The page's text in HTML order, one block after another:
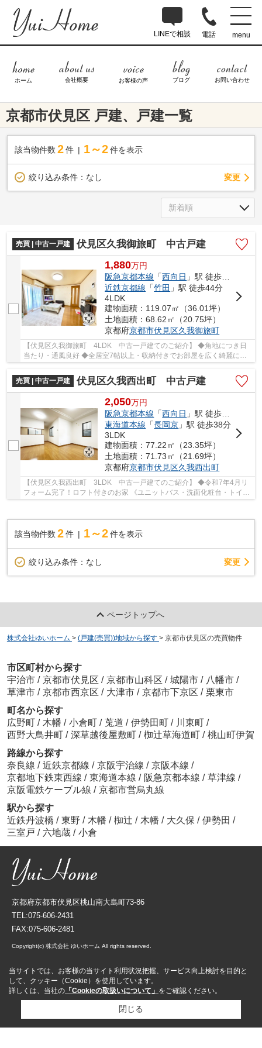
LINEで相談 電話 menu
ホーム 会社概要 お客様の声 ブログ お問い合わせ
京都市伏見区 戸建、戸建一覧
該当物件数 2件 1～2 件を表示
絞り込み条件： なし 変更
売買 | 中古一戸建 伏見区久我御旅町 中古戸建
1,880万円
阪急京都本線 「西向日 」駅 徒歩35分
近鉄京都線 「竹田 」駅 徒歩44分
4LDK
建物面積：119.07㎡（36.01坪）
土地面積：68.62㎡（20.75坪）
京都府京都市伏見区久我御旅町
【伏見区久我御旅町 4LDK 中古一戸建てのご紹介】 ◆角地につき日
当たり・通風良好 ◆全居室7帖以上・収納付きでお部屋を広く綺麗にお
使い頂けます(^^♪ ◆2箇所の掃き出し窓で明るく風...
売買 | 中古一戸建
伏見区久我西出町 中古戸建
2,050万円
阪急京都本線 「西向日 」駅 徒歩27分
東海道本線 「長岡京 」駅 徒歩38分
3LDK
建物面積：77.22㎡（23.35坪）
土地面積：71.73㎡（21.69坪）
京都府京都市伏見区久我西出町
【伏見区久我西出町 3LDK 中古一戸建てのご紹介】 ◆令和7年4月リ
フォーム完了！ロフト付きのお家 《ユニットバス・洗面化粧台・トイ
レ》新調 ◆オール電化住宅で光熱費を節約 ◆全居...
該当物件数 2件 1～2 件を表示
絞り込み条件： なし 変更
ページトップへ
株式会社ゆいホーム > (戸建(売買))地域から探す > 京都市伏見区の売買物件
市区町村から探す
宇治市 / 京都市伏見区 / 京都市山科区 / 城陽市 / 八幡市 /
草津市 / 京都市西京区 / 大津市 / 京都市下京区 / 栗東市
町名から探す
広野町 / 木幡 / 小倉町 / 莵道 / 伊勢田町 / 川東町 /
西野大鳥井町 / 深草越後屋敷町 / 椥辻草海道町 / 桃山町伊賀
路線から探す
奈良線 / 近鉄京都線 / 京阪宇治線 / 京阪本線 /
京都地下鉄東西線 / 東海道本線 / 阪急京都本線 / 草津線 /
京阪電鉄ケーブル線 / 京都市営烏丸線
駅から探す
近鉄丹波橋 / 東野 / 木幡 / 椥辻 / 木幡 / 大久保 / 伊勢田 /
三室戸 / 六地蔵 / 小倉
京都府京都市伏見区桃山南大島町73-86
TEL:075-606-2431
FAX:075-606-2481
Copyright(c) 株式会社 ゆいホーム All rights reserved.
当サイトでは、お客様の当サイト利用状況把握、サービス向上検討を目的と
して、クッキー（Cookie）を使用しています。
詳しくは、当社の 「Cookieの取扱いについて」 をご確認ください。
閉じる